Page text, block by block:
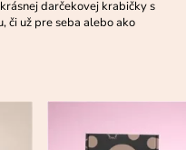
darčekovej krabičky s
či už pre seba alebo ako